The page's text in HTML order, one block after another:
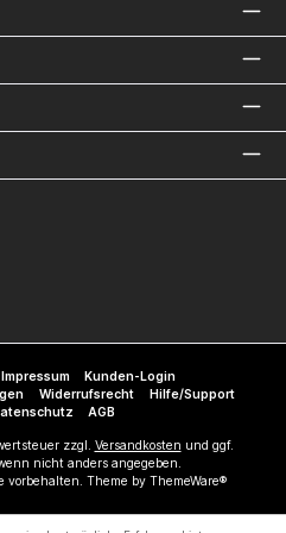
Impressum
Kunden-Login
Widerrufsrecht
Hilfe/Support
AGB
zzgl. Versandkosten und ggf.
nicht anders angegeben.
vorbehalten. Theme by ThemeWare®